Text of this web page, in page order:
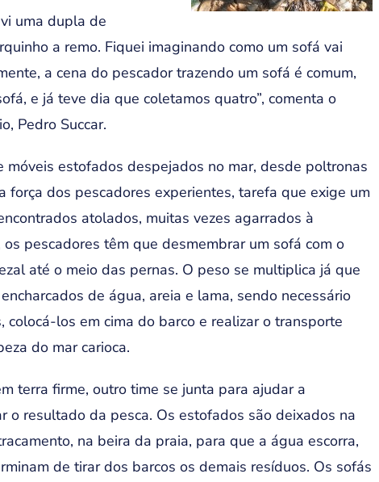
uma dupla de
a remo. Fiquei imaginando como um sofá vai
a cena do pescador trazendo um sofá é comum,
e já teve dia que coletamos quatro”, comenta o
Pedro Succar.
estofados despejados no mar, desde poltronas
força dos pescadores experientes, tarefa que exige um
atolados, muitas vezes agarrados à
pescadores têm que desmembrar um sofá com o
até o meio das pernas. O peso se multiplica já que
de água, areia e lama, sendo necessário
los em cima do barco e realizar o transporte
do mar carioca.
terra firme, outro time se junta para ajudar a
o resultado da pesca. Os estofados são deixados na
na beira da praia, para que a água escorra,
de tirar dos barcos os demais resíduos. Os sofás